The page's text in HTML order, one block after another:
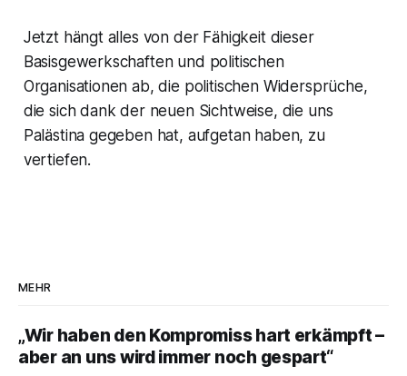
Jetzt hängt alles von der Fähigkeit dieser
Basisgewerkschaften und politischen
Organisationen ab, die politischen Widersprüche,
die sich dank der neuen Sichtweise, die uns
Palästina gegeben hat, aufgetan haben, zu
vertiefen.
MEHR
„Wir haben den Kompromiss hart erkämpft –
aber an uns wird immer noch gespart“